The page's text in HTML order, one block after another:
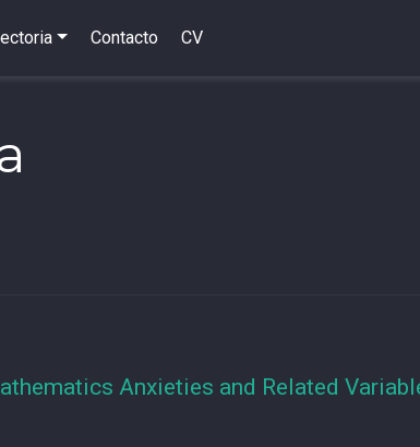
Contacto CV
Anxieties and Related